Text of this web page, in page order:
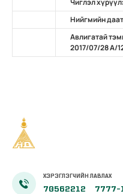
Нийгмийн
Авлигатай
2017/07/28 А/
ХЭРЭГЛЭГЧИЙН ЛАВЛАХ
70562212 7777-